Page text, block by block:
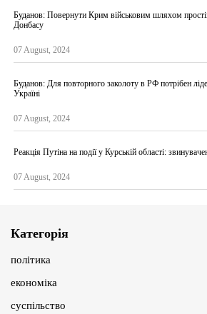
Буданов: Повернути Крим військовим шляхом
Донбасу
07 August, 2024
Буданов: Для повторного заколоту в РФ потрібен
Україні
07 August, 2024
Реакція Путіна на події у Курській області:
07 August, 2024
Категорія
політика
економіка
суспільство